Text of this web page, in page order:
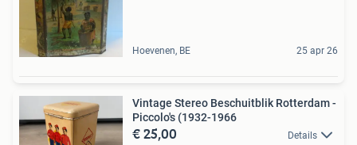
Hoevenen, BE 25 apr 26
Vintage Stereo Beschuitblik Rotterdam -
Piccolo's (1932-1966
€ 25,00 Details